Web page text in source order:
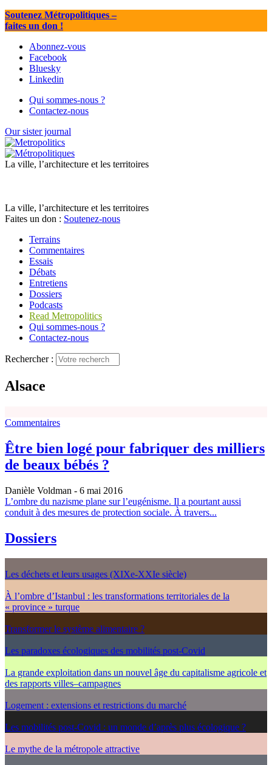
Soutenez Métropolitiques–
faites un don !
Abonnez-vous
Facebook
Bluesky
Linkedin
Qui sommes-nous ?
Contactez-nous
Our sister journal
La ville, l’architecture et les territoires
La ville, l’architecture et les territoires
Faites un don : Soutenez-nous
Terrains
Commentaires
Essais
Débats
Entretiens
Dossiers
Podcasts
Read Metropolitics
Qui sommes-nous ?
Contactez-nous
Rechercher :
Alsace
Commentaires
Être bien logé pour fabriquer des milliers
de beaux bébés ?
Danièle Voldman - 6 mai 2016
L’ombre du nazisme plane sur l’eugénisme. Il a pourtant aussi
conduit à des mesures de protection sociale. À travers...
Dossiers
Les déchets et leurs usages (XIXe-XXIe siècle)
À l’ombre d’Istanbul : les transformations territoriales de la
« province » turque
Transformer le système alimentaire ?
Les paradoxes écologiques des mobilités post-Covid
La grande exploitation dans un nouvel âge du capitalisme agricole et
des rapports villes–campagnes
Logement : extensions et restrictions du marché
Les mobilités post-Covid : un monde d’après plus écologique ?
Le mythe de la métropole attractive